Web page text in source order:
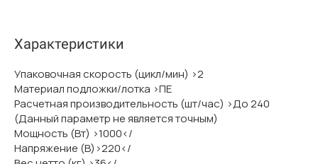
Характеристики
Упаковочная скорость (цикл/мин) >2
Материал подложки/лотка >ПЕ
Расчетная производительность (шт/час) >До 240
(Данный параметр не является точным)
Мощность (Вт) >1000</
Напряжение (В)>220</